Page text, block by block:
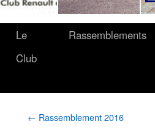
Le
Club
Rassemblements
← Rassemblement 2016